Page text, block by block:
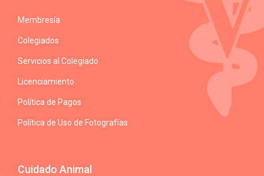
Membresía
Colegiados
Servicios al Colegiado
Licenciamiento
Política de Pagos
Política de Uso de Fotografías
Cuidado Animal